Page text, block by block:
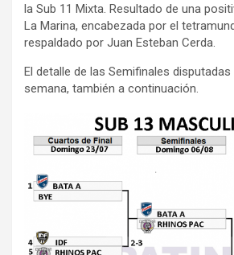
la Sub 11 Mixta. Resultado de una
La Marina, encabezada por el
respaldado por Juan Esteban Cerda.
El detalle de las Semifinales
semana, también a continuación.